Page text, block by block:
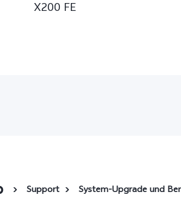
X200 FE
Support System-Upgrade und